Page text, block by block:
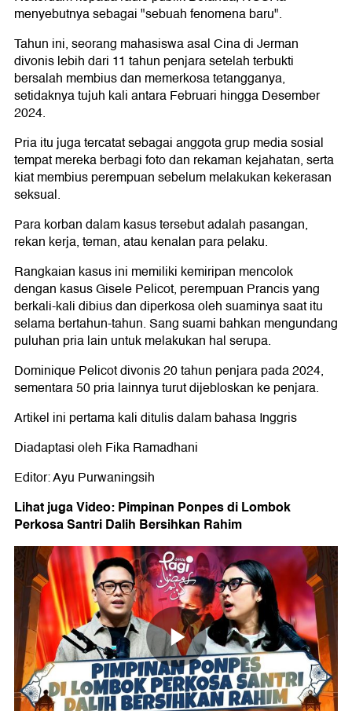
menyebutnya sebagai "sebuah fenomena baru".
Tahun ini, seorang mahasiswa asal Cina di Jerman
divonis lebih dari 11 tahun penjara setelah terbukti
bersalah membius dan memerkosa tetangganya,
setidaknya tujuh kali antara Februari hingga Desember
2024.
Pria itu juga tercatat sebagai anggota grup media sosial
tempat mereka berbagi foto dan rekaman kejahatan, serta
kiat membius perempuan sebelum melakukan kekerasan
seksual.
Para korban dalam kasus tersebut adalah pasangan,
rekan kerja, teman, atau kenalan para pelaku.
Rangkaian kasus ini memiliki kemiripan mencolok
dengan kasus Gisele Pelicot, perempuan Prancis yang
berkali-kali dibius dan diperkosa oleh suaminya saat itu
selama bertahun-tahun. Sang suami bahkan mengundang
puluhan pria lain untuk melakukan hal serupa.
Dominique Pelicot divonis 20 tahun penjara pada 2024,
sementara 50 pria lainnya turut dijebloskan ke penjara.
Artikel ini pertama kali ditulis dalam bahasa Inggris
Diadaptasi oleh Fika Ramadhani
Editor: Ayu Purwaningsih
Lihat juga Video: Pimpinan Ponpes di Lombok
Perkosa Santri Dalih Bersihkan Rahim